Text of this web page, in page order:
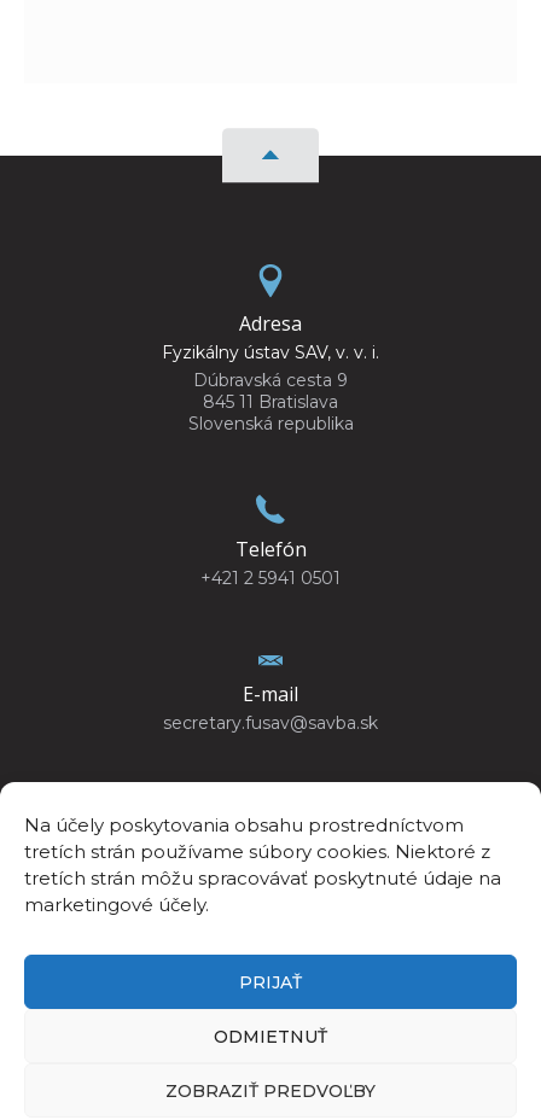
Na účely poskytovania obsahu prostredníctvom
tretích strán používame súbory cookies. Niektoré z
tretích strán môžu spracovávať poskytnuté údaje na
marketingové účely.
PRIJAŤ
ODMIETNUŤ
ZOBRAZIŤ PREDVOĽBY
Adresa
Fyzikálny ústav SAV, v. v. i.
Dúbravská cesta 9
845 11 Bratislava
Slovenská republika
Telefón
+421 2 5941 0501
E-mail
secretary.fusav@savba.sk
GPS poloha
48°10’4.440”N
17°04’14.447”E
©2026Fyzikálny ústav SAV, v. v. i.